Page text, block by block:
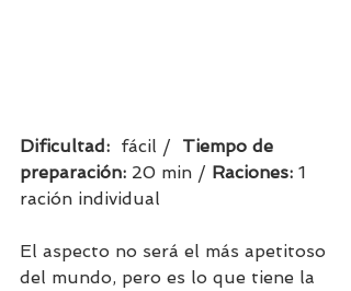
Dificultad: fácil / Tiempo de
preparación: 20 min / Raciones: 1
ración individual
El aspecto no será el más apetitoso
del mundo, pero es lo que tiene la